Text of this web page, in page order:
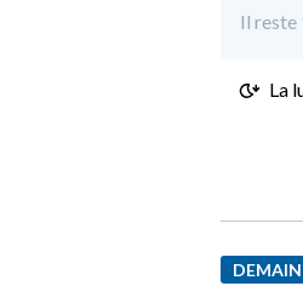
Il reste
La
DEMAIN